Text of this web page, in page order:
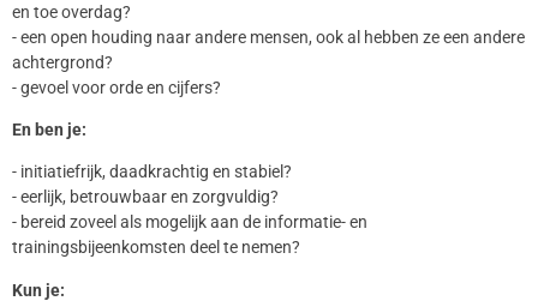
en toe overdag?
- een open houding naar andere mensen, ook al hebben ze een andere
achtergrond?
- gevoel voor orde en cijfers?
En ben je:
- initiatiefrijk, daadkrachtig en stabiel?
- eerlijk, betrouwbaar en zorgvuldig?
- bereid zoveel als mogelijk aan de informatie- en
trainingsbijeenkomsten deel te nemen?
Kun je: